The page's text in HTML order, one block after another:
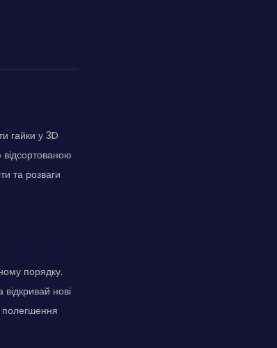
гайки у 3D
та розваги
порядку.
нові
полегшення